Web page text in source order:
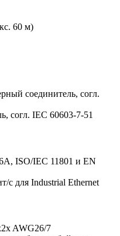
60 м)
соединитель, согл.
согл. IEC 60603-7-51
ISO/IEC 11801 и EN
с для Industrial Ethernet
AWG26/7